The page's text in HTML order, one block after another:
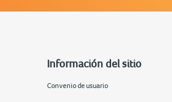
Información del sitio
Convenio de usuario